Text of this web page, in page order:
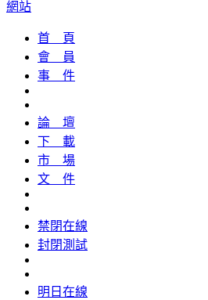
網站
首 頁
會 員
事 件
論 壇
下 載
市 場
文 件
禁閉在線
封閉測試
明日在線